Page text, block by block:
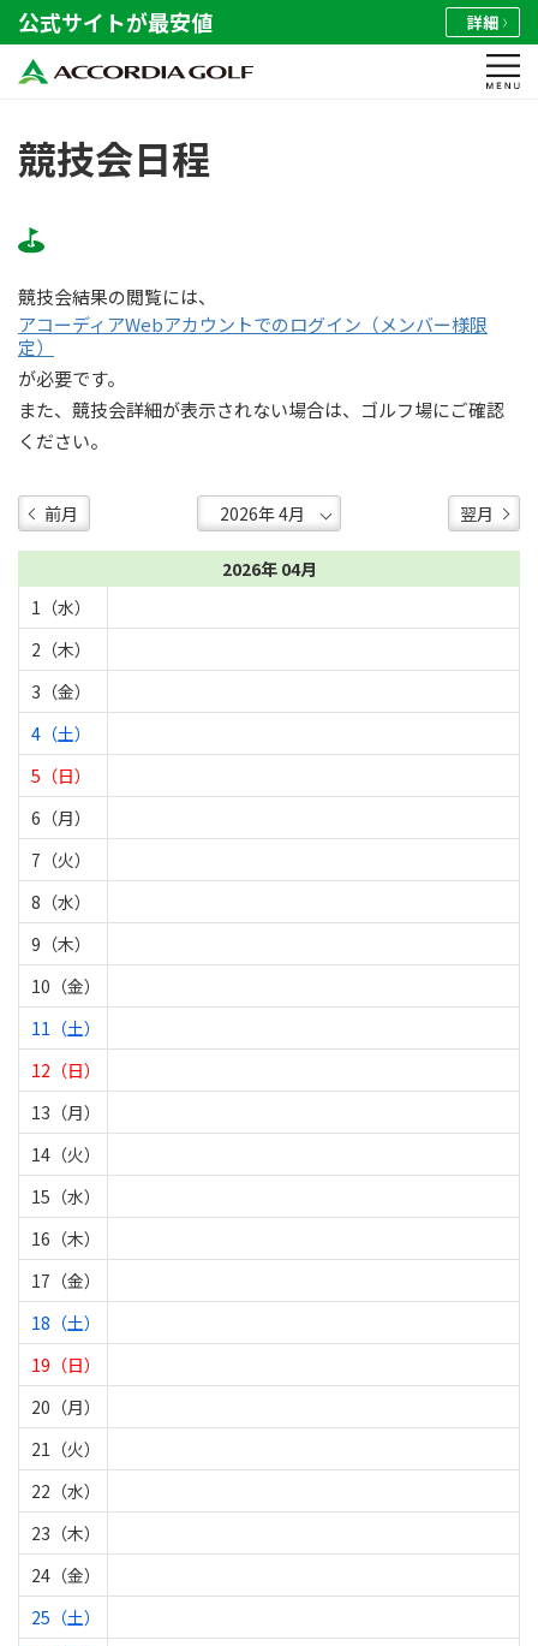
公式サイトが最安値 詳細
競技会日程
競技会結果の閲覧には、
アコーディアWebアカウントでのログイン（メンバー様限
定）
が必要です。
また、競技会詳細が表示されない場合は、ゴルフ場にご確認
ください。
前月 翌月
2026年 04月
1（水）
2（木）
3（金）
4（土）
5（日）
6（月）
7（火）
8（水）
9（木）
10（金）
11（土）
12（日）
13（月）
14（火）
15（水）
16（木）
17（金）
18（土）
19（日）
20（月）
21（火）
22（水）
23（木）
24（金）
25（土）